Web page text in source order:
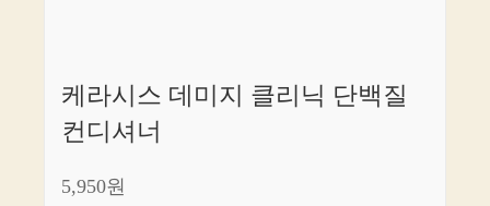
케라시스 데미지 클리닉 단백질
컨디셔너
5,950원